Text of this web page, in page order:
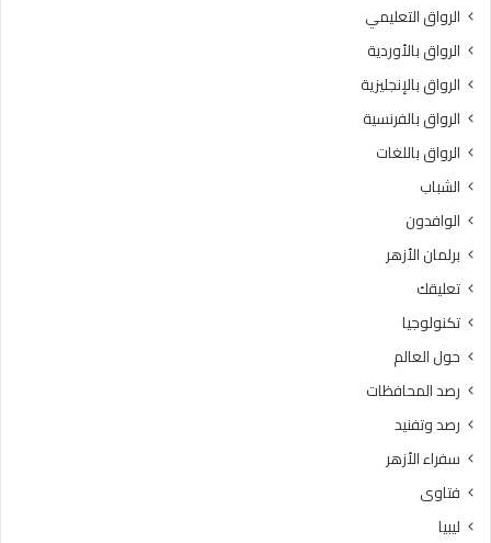
الرواق التعليمي
الرواق بالأوردية
الرواق بالإنجليزية
الرواق بالفرنسية
الرواق باللغات
الشباب
الوافدون
برلمان الأزهر
تعليقك
تكنولوجيا
حول العالم
رصد المحافظات
رصد وتفنيد
سفراء الأزهر
فتاوى
ليبيا